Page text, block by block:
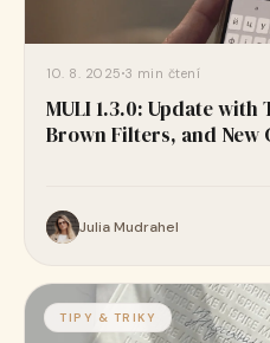
10. 8. 2025 3 min čtení
MULI 1.3.0: Update
Brown Filters, and New
Julia Mudrahel
TIPY & TRIKY